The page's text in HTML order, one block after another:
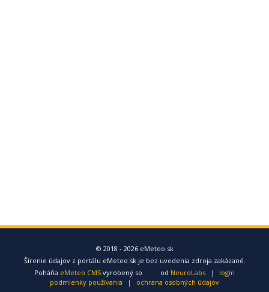
© 2018 - 2026 eMeteo.sk
Šírenie údajov z portálu eMeteo.sk je bez uvedenia zdroja zakázané.
Poháňa eMeteo CMS vyrobený so od NeuroLabs |
login
podmienky používania
| ochrana osobných údajov